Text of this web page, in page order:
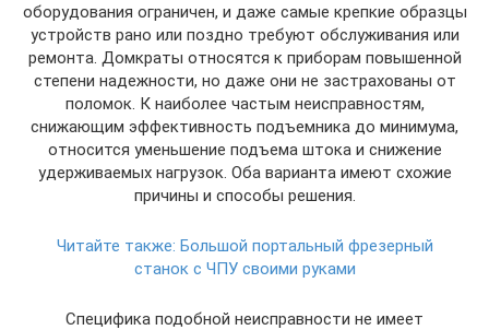
оборудования ограничен, и даже самые крепкие образцы
устройств рано или поздно требуют обслуживания или
ремонта. Домкраты относятся к приборам повышенной
степени надежности, но даже они не застрахованы от
поломок. К наиболее частым неисправностям,
снижающим эффективность подъемника до минимума,
относится уменьшение подъема штока и снижение
удерживаемых нагрузок. Оба варианта имеют схожие
причины и способы решения.
Читайте также: Большой портальный фрезерный
станок с ЧПУ своими руками
Специфика подобной неисправности не имеет